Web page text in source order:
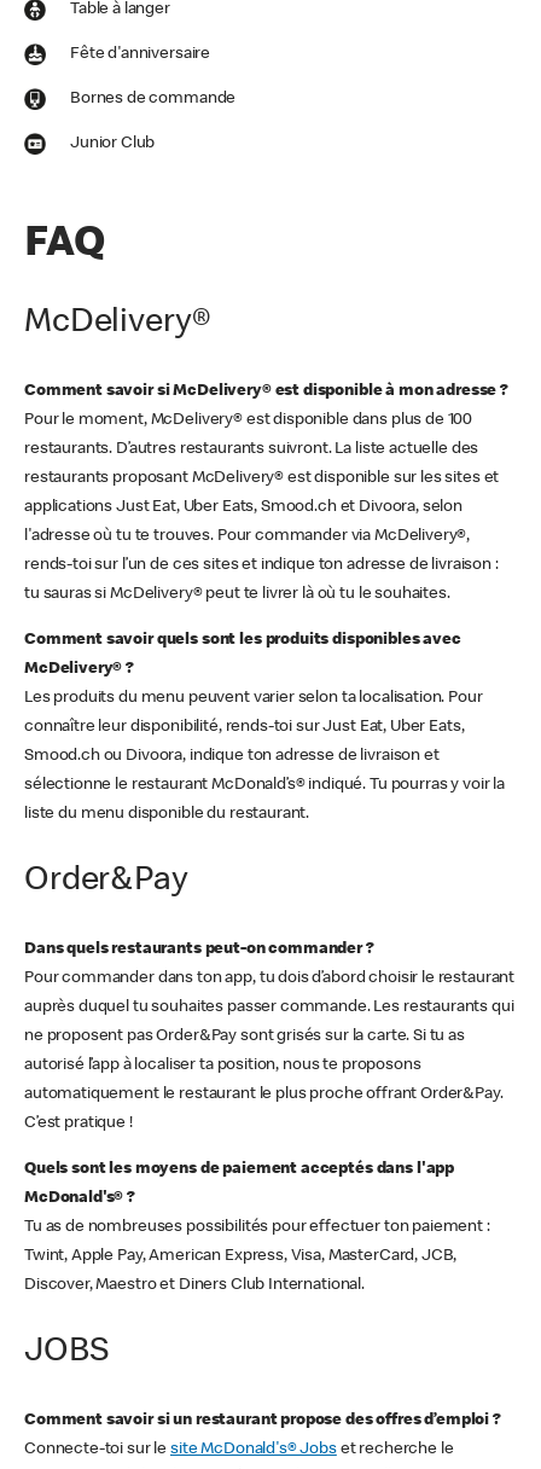
Table à langer
Fête d'anniversaire
Bornes de commande
Junior Club
FAQ
McDelivery®
Comment savoir si McDelivery® est disponible à mon adresse ?
Pour le moment, McDelivery® est disponible dans plus de 100
restaurants. D’autres restaurants suivront. La liste actuelle des
restaurants proposant McDelivery® est disponible sur les sites et
applications Just Eat, Uber Eats, Smood.ch et Divoora, selon
l'adresse où tu te trouves. Pour commander via McDelivery®,
rends-toi sur l’un de ces sites et indique ton adresse de livraison :
tu sauras si McDelivery® peut te livrer là où tu le souhaites.
Comment savoir quels sont les produits disponibles avec
McDelivery® ?
Les produits du menu peuvent varier selon ta localisation. Pour
connaître leur disponibilité, rends-toi sur Just Eat, Uber Eats,
Smood.ch ou Divoora, indique ton adresse de livraison et
sélectionne le restaurant McDonald’s® indiqué. Tu pourras y voir la
liste du menu disponible du restaurant.
Order&Pay
Dans quels restaurants peut-on commander ?
Pour commander dans ton app, tu dois d’abord choisir le restaurant
auprès duquel tu souhaites passer commande. Les restaurants qui
ne proposent pas Order&Pay sont grisés sur la carte. Si tu as
autorisé l’app à localiser ta position, nous te proposons
automatiquement le restaurant le plus proche offrant Order&Pay.
C’est pratique !
Quels sont les moyens de paiement acceptés dans l'app
McDonald's® ?
Tu as de nombreuses possibilités pour effectuer ton paiement :
Twint, Apple Pay, American Express, Visa, MasterCard, JCB,
Discover, Maestro et Diners Club International.
JOBS
Comment savoir si un restaurant propose des offres d’emploi ?
Connecte-toi sur le site McDonald's® Jobset recherche le